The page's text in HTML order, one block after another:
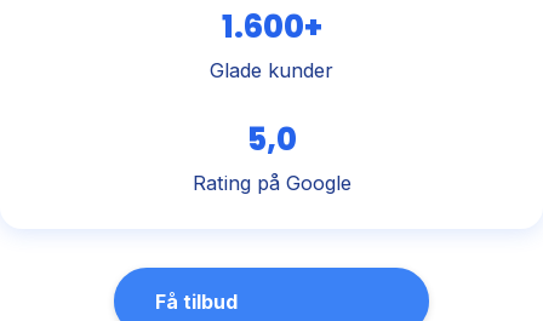
1.600+
Glade kunder
5,0
Rating på Google
Få tilbud